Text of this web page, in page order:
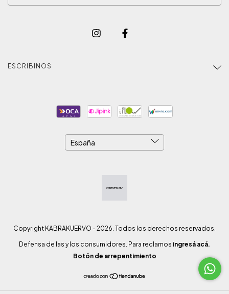
ESCRIBINOS
Copyright KABRAKUERVO - 2026. Todos los derechos reservados.
Defensa de las y los consumidores. Para reclamos ingresá acá.
Botón de arrepentimiento